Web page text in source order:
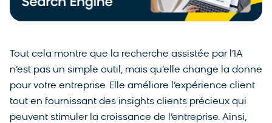
Tout cela montre que la recherche assistée par l’IA
n’est pas un simple outil, mais qu’elle change la donne
pour votre entreprise. Elle améliore l’expérience client
tout en fournissant des insights clients précieux qui
peuvent stimuler la croissance de l’entreprise. Ainsi,